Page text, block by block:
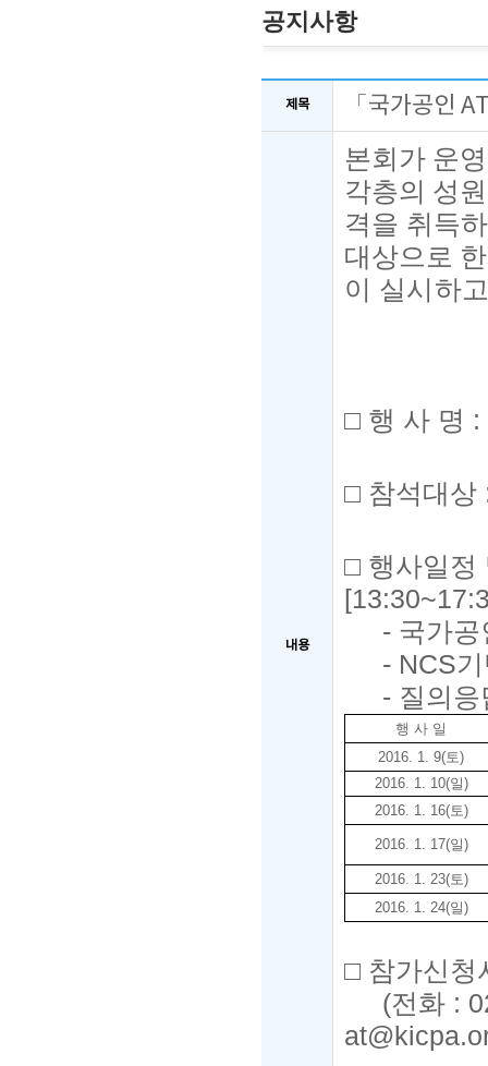
공지사항
제목 「국가공인
내용
본회가 운
각층의 성
격을 취득
대상으로 한
이 실시하
□ 행 사 명 :
□ 참석대상
□ 행사일정
[13:30~
- 국가
- NCS
- 질의
행 사 일
2016. 1. 9(토)
2016. 1. 10(일)
2016. 1. 16(토)
2016. 1. 17(일)
2016. 1. 23(토)
2016. 1. 24(일)
□ 참가신
(전화 :